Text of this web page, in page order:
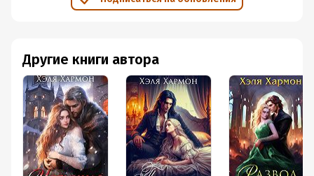
ту реальность, которая открылась тебе, и идти дальше.
А чем дальше, тем больше вопросов, которые ты
решаешь, слава богу.
Финальный аккорд внес во всю суматоху долю
спокойствия и уюта. Все реалии встали на место,
встретилась с уже знакомыми героями.
Это было ПОТРЯСАЮЩЕ КРУТО!
Другие книги автора